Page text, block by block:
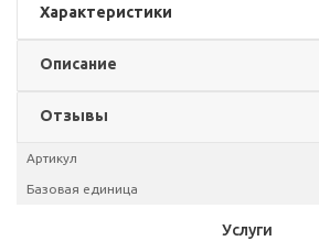
Характеристики
Описание
Отзывы